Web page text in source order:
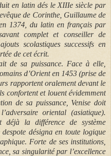
en latin dés le XIIIe siècle par
de Corinthe, Guillaume de
1374, du latin en français par
complet et conseiller de
scolastiques successifs en
de cet écrit.
de sa puissance. Face à elle,
d’Orient en 1453 (prise de
rapportent oralement devant le
confortent et louent évidemment
de sa puissance, Venise doit
oriental (asiatique).
déjà la différence de système
désigna en toute logique
Forte de ses institutions,
sa singularité par l’excellence